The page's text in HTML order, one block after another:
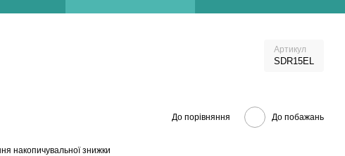
Артикул
SDR15EL
До порівняння До побажань
накопичувальної знижки